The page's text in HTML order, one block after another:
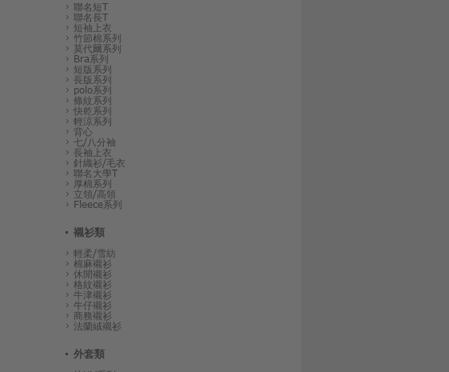
聯名短T
聯名長T
短袖上衣
竹節棉系列
莫代爾系列
Bra系列
短版系列
長版系列
polo系列
條紋系列
快乾系列
輕涼系列
背心
七/八分袖
長袖上衣
針織衫/毛衣
聯名大學T
厚棉系列
立領/高領
Fleece系列
襯衫類
輕柔/雪紡
棉麻襯衫
休閒襯衫
格紋襯衫
牛津襯衫
牛仔襯衫
商務襯衫
法蘭絨襯衫
外套類